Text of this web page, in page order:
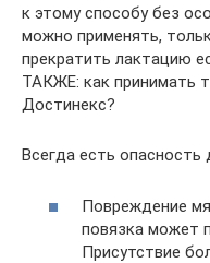
к этому способу без
можно применять,
прекратить лактацию
ТАКЖЕ: как принимать
Достинекс?
Всегда есть опасность
Повреждение
повязка может
Присутствие